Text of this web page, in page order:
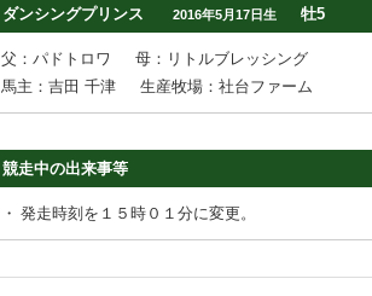
ダンシングプリンス
2016年5月17日生 牡5
父：パドトロワ
母：リトルブレッシング
馬主：吉田 千津
生産牧場：社台ファーム
競走中の出来事等
・ 発走時刻を１５時０１分に変更。